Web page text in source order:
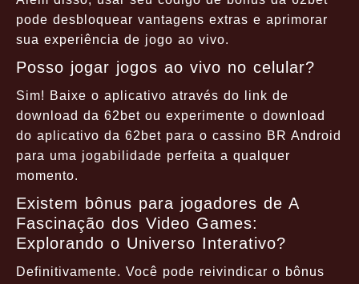
pode desbloquear vantagens extras e aprimorar
sua experiência de jogo ao vivo.
Posso jogar jogos ao vivo no celular?
Sim! Baixe o aplicativo através do link de
download da 62bet ou experimente o download
do aplicativo da 62bet para o cassino BR Android
para uma jogabilidade perfeita a qualquer
momento.
Existem bônus para jogadores de A
Fascinação dos Video Games:
Explorando o Universo Interativo?
Definitivamente. Você pode reivindicar o bônus